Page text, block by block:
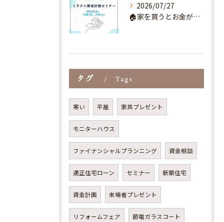
2026/07/27
🏠家を買うとお金が貯まるってホント？🚙
タグ Tags
寒い 平屋 家具プレゼント
モニターハウス
ファイナンシャルプランニング 資金相談
適正住宅ローン セミナー 新築住宅
資金計画 来場者プレゼント
リフォームフェア 節電ガラスコート